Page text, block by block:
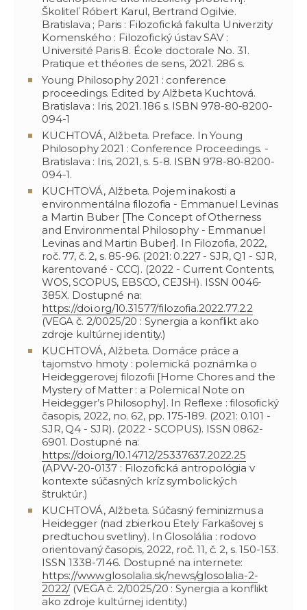
Školiteľ Róbert Karul, Bertrand Ogilvie.
Bratislava ; Paris : Filozofická fakulta Univerzity
Komenského : Filozofický ústav SAV :
Université Paris 8. École doctorale No. 31.
Pratique et théories de sens, 2021. 286 s.
Young Philosophy 2021 : conference
proceedings. Edited by Alžbeta Kuchtová.
Bratislava : Iris, 2021. 186 s. ISBN 978-80-8200-
094-1
KUCHTOVÁ, Alžbeta. Preface. In Young
Philosophy 2021 : Conference Proceedings. -
Bratislava : Iris, 2021, s. 5-8. ISBN 978-80-8200-
094-1.
KUCHTOVÁ, Alžbeta. Pojem inakosti a
environmentálna filozofia - Emmanuel Levinas
a Martin Buber [The Concept of Otherness
and Environmental Philosophy - Emmanuel
Levinas and Martin Buber]. In Filozofia, 2022,
roč. 77, č. 2, s. 85-96. (2021: 0.227 - SJR, Q1 - SJR,
karentované - CCC). (2022 - Current Contents,
WOS, SCOPUS, EBSCO, CEJSH). ISSN 0046-
385X. Dostupné na:
https://doi.org/10.31577/filozofia.2022.77.2.2
(VEGA č. 2/0025/20 : Synergia a konflikt ako
zdroje kultúrnej identity.)
KUCHTOVÁ, Alžbeta. Domáce práce a
tajomstvo hmoty : polemická poznámka o
Heideggerovej filozofii [Home Chores and the
Mystery of Matter : a Polemical Note on
Heidegger’s Philosophy]. In Reflexe : filosofický
časopis, 2022, no. 62, pp. 175-189. (2021: 0.101 -
SJR, Q4 - SJR). (2022 - SCOPUS). ISSN 0862-
6901. Dostupné na:
https://doi.org/10.14712/25337637.2022.25
(APVV-20-0137 : Filozofická antropológia v
kontexte súčasných kríz symbolických
štruktúr.)
KUCHTOVÁ, Alžbeta. Súčasný feminizmus a
Heidegger (nad zbierkou Etely Farkašovej s
predtuchou svetliny). In Glosolália : rodovo
orientovaný časopis, 2022, roč. 11, č. 2, s. 150-153.
ISSN 1338-7146. Dostupné na internete:
https://www.glosolalia.sk/news/glosolalia-2-
2022/(VEGA č. 2/0025/20 : Synergia a konflikt
ako zdroje kultúrnej identity.)